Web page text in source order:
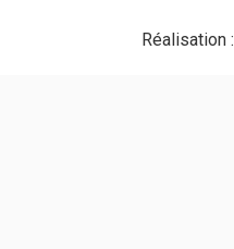
Réalisation :